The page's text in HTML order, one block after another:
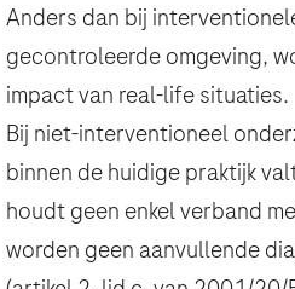
Anders dan bij
gecontroleerde omgeving,
impact van real-life situaties.
Bij niet-interventioneel
binnen de huidige praktijk
houdt geen enkel verband
worden geen aanvullende
Persoonlijke gegevens
Voornaam
Gegevens bericht
Gegevens bericht
When can we call you during
When can we call you during
6.00u - 9.00u
9.00u - 13.00u